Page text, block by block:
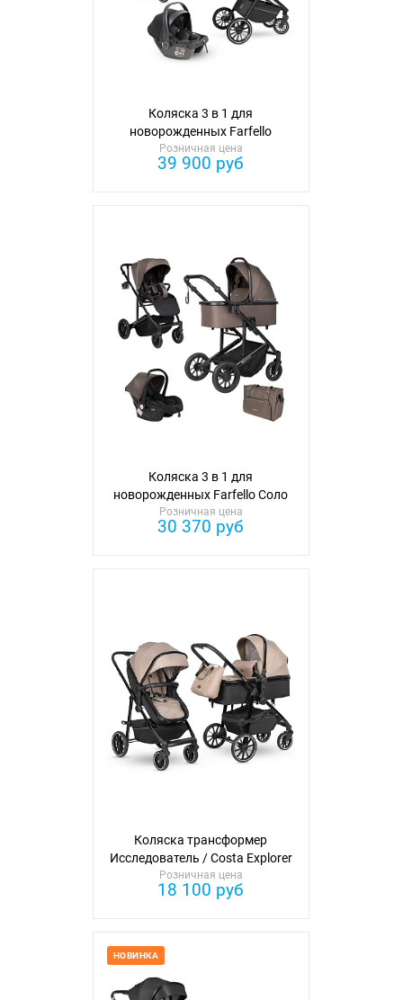
Коляска 3 в 1 для
новорожденных Farfello
Либерти
Розничная цена
39 900 руб
Коляска 3 в 1 для
новорожденных Farfello Соло
Трио Комфорт
Розничная цена
30 370 руб
Коляска трансформер
Исследователь / Costa Explorer
Розничная цена
18 100 руб
НОВИНКА